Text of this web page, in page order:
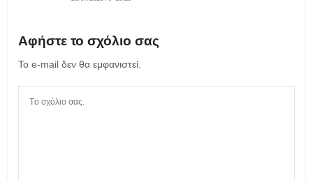
Αφήστε το σχόλιο σας
Το e-mail δεν θα εμφανιστεί.